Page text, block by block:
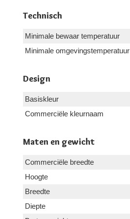
Technisch
Minimale bewaar temperatuur
Minimale omgevingstemperatuur
Design
Basiskleur
Commerciële kleurnaam
Maten en gewicht
Commerciële breedte
Hoogte
Breedte
Diepte